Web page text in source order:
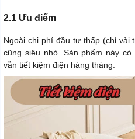
2.1 Ưu điểm
Ngoài chi phí đầu tư thấp (chỉ vài
cũng siêu nhỏ. Sản phẩm này
vẫn tiết kiệm điện hàng tháng.